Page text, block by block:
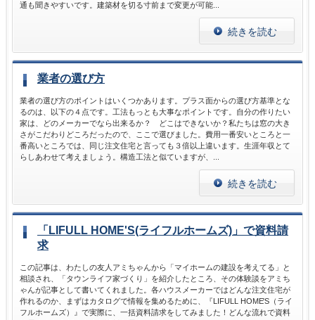
通も聞きやすいです。建築材を切る寸前まで変更が可能...
続きを読む
業者の選び方
業者の選び方のポイントはいくつかあります。プラス面からの選び方基準とな
るのは、以下の４点です。工法もっとも大事なポイントです。自分の作りたい
家は、どのメーカーでなら出来るか？ どこはできないか？私たちは窓の大き
さがこだわりどころだったので、ここで選びました。費用一番安いところと一
番高いところでは、同じ注文住宅と言っても３倍以上違います。生涯年収とて
らしあわせて考えましょう。構造工法と似ていますが、...
続きを読む
「LIFULL HOME'S(ライフルホームズ)」で資料請
求
この記事は、わたしの友人アミちゃんから「マイホームの建設を考えてる」と
相談され、「タウンライフ家づくり」を紹介したところ、その体験談をアミち
ゃんが記事として書いてくれました。各ハウスメーカーではどんな注文住宅が
作れるのか、まずはカタログで情報を集めるために、『LIFULL HOME'S（ライ
フルホームズ）』で実際に、一括資料請求をしてみました！どんな流れで資料